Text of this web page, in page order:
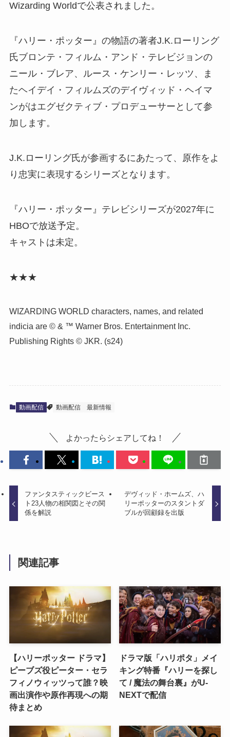
Wizarding Worldで公表されました。
『ハリー・ポッター』の物語の著者J.K.ローリング
氏ブロンテ・フィルム・アンド・テレビジョンの
ニール・ブレア、ルース・ケンリー・レッツ、ま
たヘイデイ・フィルムズのデイヴィッド・ヘイマ
ンがはエグゼクティブ・プロデューサーとして参
加します。
J.K.ローリング氏が参画するにあたって、原作をよ
り忠実に表現するシリーズとなります。
『ハリー・ポッター』テレビシリーズが2027年に
HBOで放送予定。
キャストは未定。
★★★
WIZARDING WORLD characters, names, and related
indicia are © & ™ Warner Bros. Entertainment Inc.
Publishing Rights © JKR. (s24)
動画配信 動画配信 最新情報
よかったらシェアしてね！
ファンタスティックビース
ト23人物の相関図とその関
係を解説
デヴィッド・ホームズ、ハ
リーポッターのスタントダ
ブルが回顧録を出版
関連記事
【ハリーポッター ドラマ】
ピーブズ役ピーター・セラ
フィノウィッツって誰？映
画出演作や原作再現への期
待まとめ
ドラマ版「ハリポタ」メイ
キング特番『ハリーを探し
て / 魔法の舞台裏』がU-
NEXTで配信